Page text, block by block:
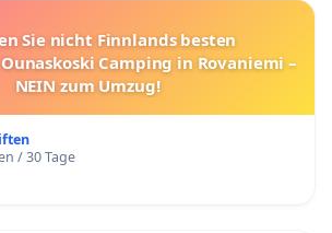
Sie nicht Finnlands besten
Camping in Rovaniemi –
NEIN zum Umzug!
/ 30 Tage